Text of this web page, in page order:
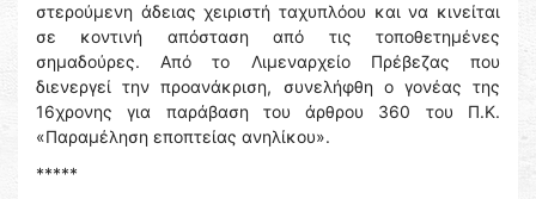
στερούμενη άδειας χειριστή ταχυπλόου και να κινείται
σε κοντινή απόσταση από τις τοποθετημένες
σημαδούρες. Από το Λιμεναρχείο Πρέβεζας που
διενεργεί την προανάκριση, συνελήφθη ο γονέας της
16χρονης για παράβαση του άρθρου 360 του Π.Κ.
«Παραμέληση εποπτείας ανηλίκου».
*****